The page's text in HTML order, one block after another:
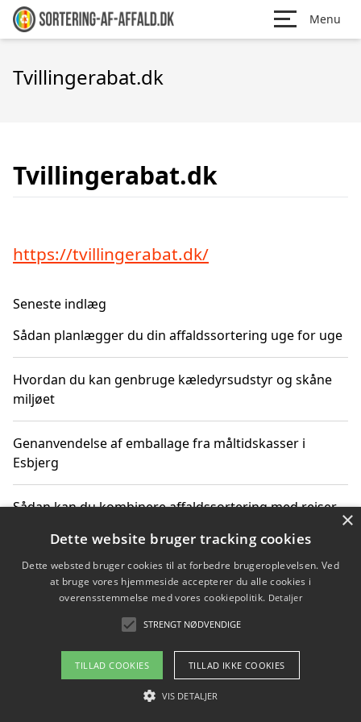
Menu
Tvillingerabat.dk
Tvillingerabat.dk
https://tvillingerabat.dk/
Seneste indlæg
Sådan planlægger du din affaldssortering uge for uge
Hvordan du kan genbruge kæledyrsudstyr og skåne
miljøet
Genanvendelse af emballage fra måltidskasser i
Esbjerg
Sådan kan du kombinere affaldssortering med rejser
Hvordan affaldssortering kan bidrage til co2 reduktion
Om / kontakt
Blog Betingelser
×
Dette website bruger tracking cookies
Dette websted bruger cookies til at forbedre brugeroplevelsen. Ved
at bruge vores hjemmeside accepterer du alle cookies i
overensstemmelse med vores cookiepolitik. Detaljer
STRENGT NØDVENDIGE
TILLAD COOKIES TILLAD IKKE COOKIES
VIS DETALJER